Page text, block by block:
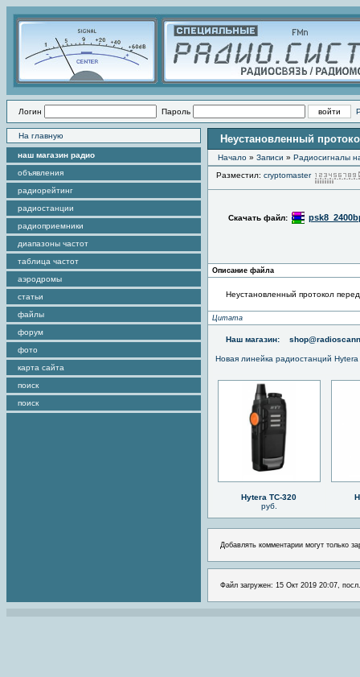
Логин Пароль
На главную
наш магазин радио
объявления
радиорейтинг
радиостанции
радиоприемники
диапазоны частот
таблица частот
аэродромы
статьи
файлы
форум
фото
карта сайта
поиск
поиск
Неустановленный
Начало » Записи » Радиоcигналы
Разместил: cryptomaster
Скачать файл:
Описание файла
Неустановленный протокол
Цитата
Наш магазин:
Новая линейка радиостанций
Hytera TC-320
руб.
Добавлять комментарии могут только
Файл загружен: 15 Окт 2019 20:07,